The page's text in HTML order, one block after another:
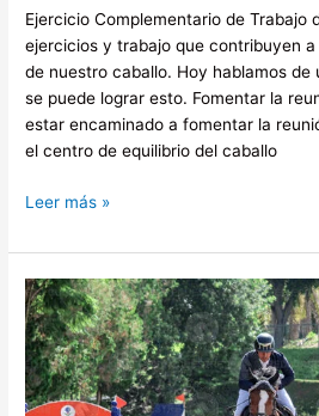
Ejercicio Complementario de Trabajo
ejercicios y trabajo que contribuyen
de nuestro caballo. Hoy hablamos de
se puede lograr esto. Fomentar la
estar encaminado a fomentar la
el centro de equilibrio del caballo
Leer más »
Cuarta
fecha
FEEQ